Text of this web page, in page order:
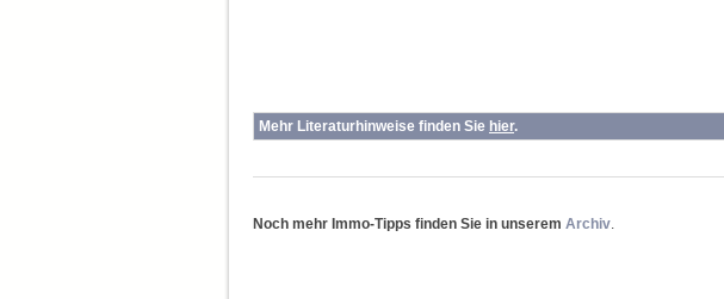
Mehr Literaturhinweise finden Sie hier.
Noch mehr Immo-Tipps finden Sie in unserem Archiv.